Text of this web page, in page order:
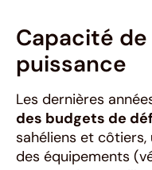
Capacité
puissance
Les dernières
des budgets de
sahéliens et
des équipements